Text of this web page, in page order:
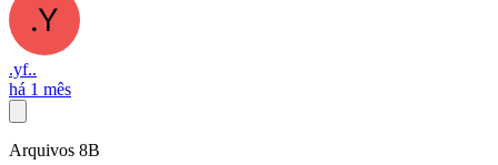
.yf..
há 1 mês
Arquivos 8B